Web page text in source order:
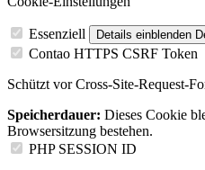
Essenziell Details einblenden
Contao HTTPS CSRF Token
Schützt vor Cross-Site-Request-
Speicherdauer: Dieses Cookie
Browsersitzung bestehen.
PHP SESSION ID